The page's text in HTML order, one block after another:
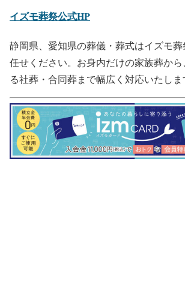
イズモ葬祭公式HP
静岡県、愛知県の葬儀・葬式はイズモ
任せください。お身内だけの家族葬か
る社葬・合同葬まで幅広く対応いたしま